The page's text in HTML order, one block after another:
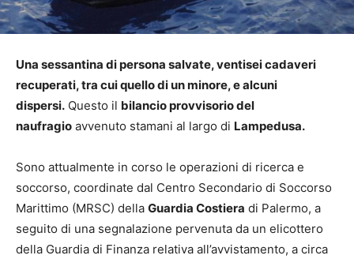
Una sessantina di persona salvate, ventisei cadaveri
recuperati, tra cui quello di un minore, e alcuni
dispersi. Questo il bilancio provvisorio del
naufragio avvenuto stamani al largo di Lampedusa.
Sono attualmente in corso le operazioni di ricerca e
soccorso, coordinate dal Centro Secondario di Soccorso
Marittimo (MRSC) della Guardia Costiera di Palermo, a
seguito di una segnalazione pervenuta da un elicottero
della Guardia di Finanza relativa all’avvistamento, a circa